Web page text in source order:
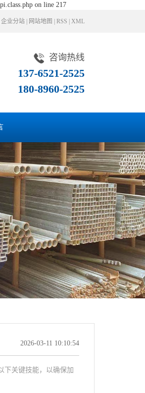
on line 217
企业分站 网站地图 RSS XML
咨询热线
137-6521-2525
180-8960-2525
2026-03-11 10:10:54
关键技能，以确保加